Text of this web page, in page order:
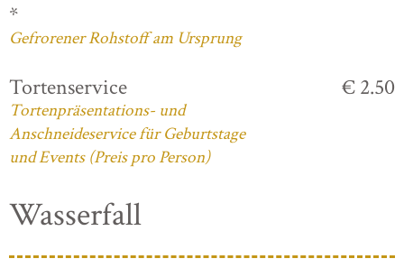
*
Gefrorener Rohstoff am Ursprung
Tortenservice
Tortenpräsentations- und
Anschneideservice für Geburtstage
und Events (Preis pro Person)
€ 2.50
Wasserfall